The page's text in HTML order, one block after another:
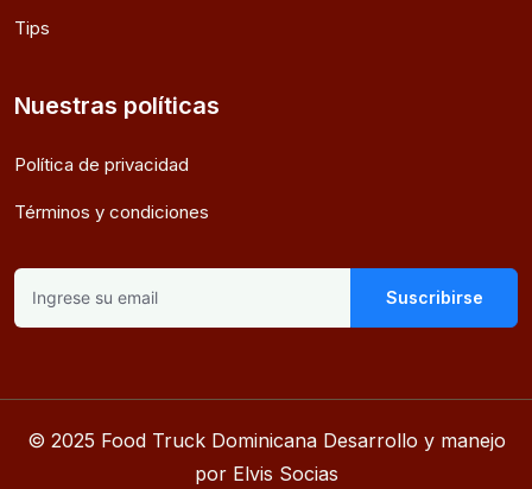
Tips
Nuestras políticas
Política de privacidad
Términos y condiciones
Suscribirse
© 2025 Food Truck Dominicana Desarrollo y manejo
por Elvis Socias